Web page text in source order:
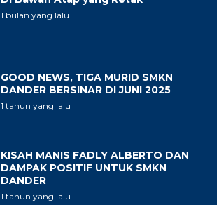
1 bulan yang lalu
GOOD NEWS, TIGA MURID SMKN
DANDER BERSINAR DI JUNI 2025
1 tahun yang lalu
KISAH MANIS FADLY ALBERTO DAN
DAMPAK POSITIF UNTUK SMKN
DANDER
1 tahun yang lalu